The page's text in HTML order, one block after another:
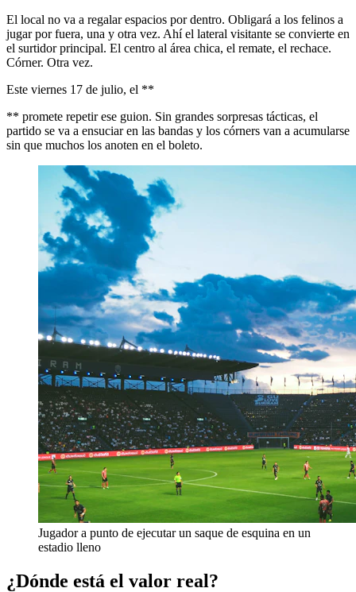
El local no va a regalar espacios por dentro. Obligará a los felinos a
jugar por fuera, una y otra vez. Ahí el lateral visitante se convierte en
el surtidor principal. El centro al área chica, el remate, el rechace.
Córner. Otra vez.
Este viernes 17 de julio, el **
** promete repetir ese guion. Sin grandes sorpresas tácticas, el
partido se va a ensuciar en las bandas y los córners van a acumularse
sin que muchos los anoten en el boleto.
Jugador a punto de ejecutar un saque de esquina en un
estadio lleno
¿Dónde está el valor real?